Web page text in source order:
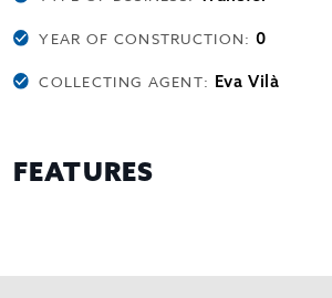
YEAR OF CONSTRUCTION: 0
COLLECTING AGENT: Eva Vilà
FEATURES